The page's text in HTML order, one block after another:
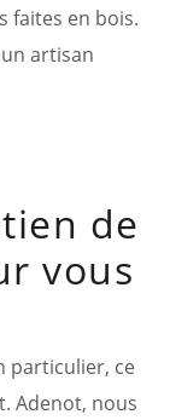
faites en bois.
artisan
de
vous
particulier, ce
Adenot, nous